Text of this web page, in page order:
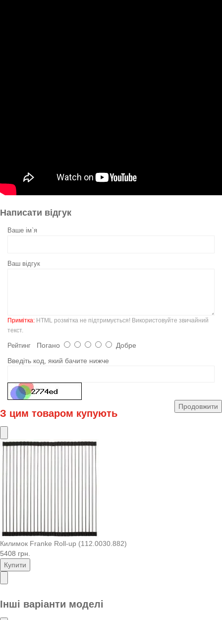
Написати відгук
Ваше ім`я
Ваш відгук
Примітка: HTML розмітка не підтримується! Використовуйте звичайний
текст.
Рейтинг Погано
Добре
Введіть код, який бачите нижче
Продовжити
З цим товаром купують
Килимок Franke Roll-up (112.0030.882)
5408 грн.
Купити
Інші варіанти моделі